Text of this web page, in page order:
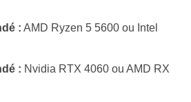
: AMD Ryzen 5 5600 ou Intel
: Nvidia RTX 4060 ou AMD RX